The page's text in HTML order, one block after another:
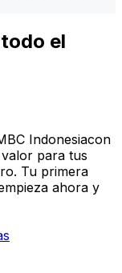
el
Indonesiacon
para tus
Tu primera
ahora y